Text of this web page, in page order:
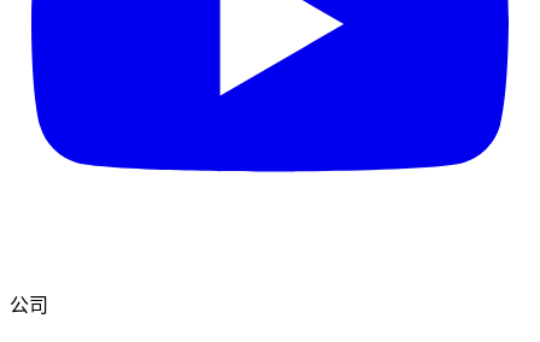
公司